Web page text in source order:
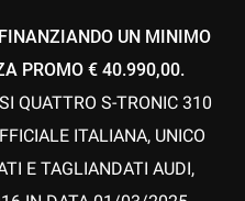
UN MINIMO
PROMO € 40.990,00.
QUATTRO S-TRONIC 310
ITALIANA, UNICO
E TAGLIANDATI AUDI,